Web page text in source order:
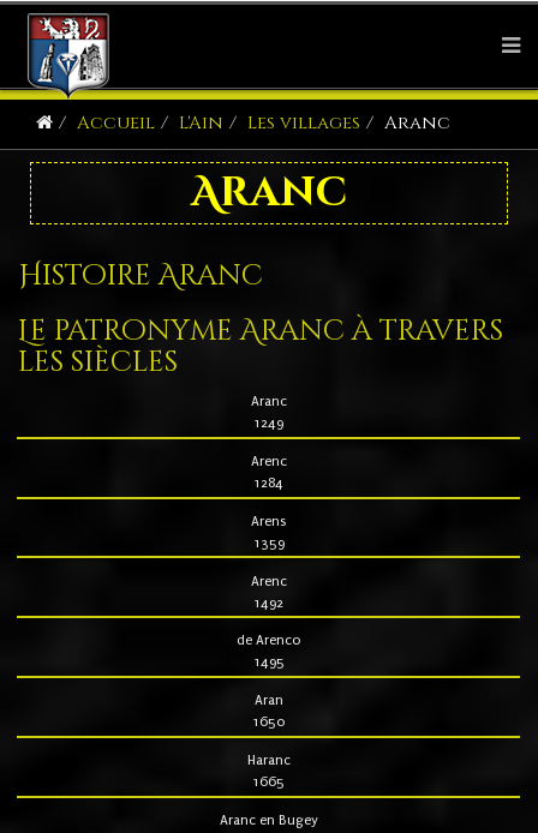
Accueil L'Ain Les villages Aranc
Aranc
Histoire Aranc
Le patronyme Aranc à travers
les siècles
Aranc
1249
Arenc
1284
Arens
1359
Arenc
1492
de Arenco
1495
Aran
1650
Haranc
1665
Aranc en Bugey